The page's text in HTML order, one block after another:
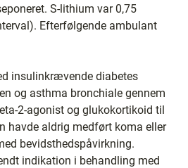
S-lithium var 0,75
Efterfølgende ambulant
insulinkrævende diabetes
og asthma bronchiale gennem
2-agonist og glukokortikoid til
havde aldrig medført koma eller
bevidsthedspåvirkning.
indikation i behandling med